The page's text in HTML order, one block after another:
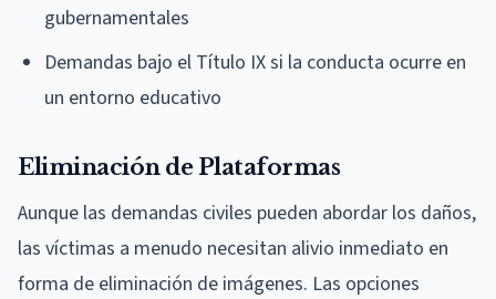
gubernamentales
Demandas bajo el Título IX si la conducta ocurre en
un entorno educativo
Eliminación de Plataformas
Aunque las demandas civiles pueden abordar los daños,
las víctimas a menudo necesitan alivio inmediato en
forma de eliminación de imágenes. Las opciones